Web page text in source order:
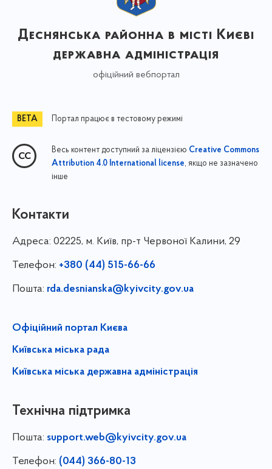
Деснянська районна в місті Києві
державна адміністрація
офіційний вебпортал
Портал працює в тестовому режимі
Весь контент доступний за ліцензією Creative Commons
Attribution 4.0 International license, якщо не зазначено
інше
Контакти
Адреса: 02225, м. Київ, пр-т Червоної Калини, 29
Телефон: +380 (44) 515-66-66
Пошта: rda.desnianska@kyivcity.gov.ua
Офіційний портал Києва
Київська міська рада
Київська міська державна адміністрація
Технічна підтримка
Пошта: support.web@kyivcity.gov.ua
Телефон: (044) 366-80-13